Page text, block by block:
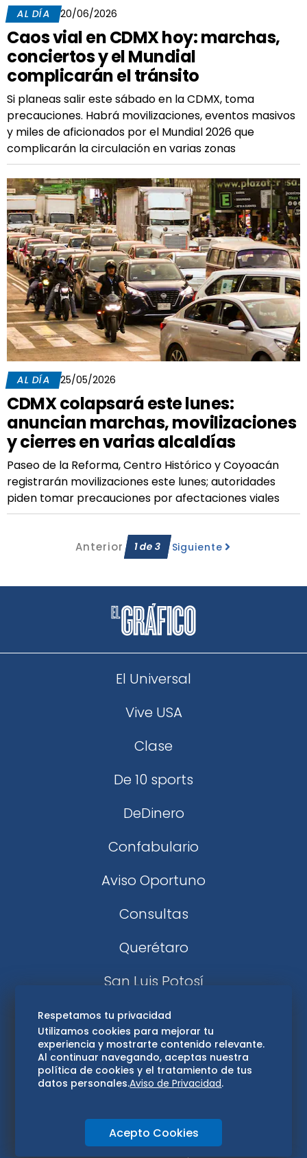
AL DÍA 20/06/2026
Caos vial en CDMX hoy: marchas,
conciertos y el Mundial
complicarán el tránsito
Si planeas salir este sábado en la CDMX, toma
precauciones. Habrá movilizaciones, eventos masivos
y miles de aficionados por el Mundial 2026 que
complicarán la circulación en varias zonas
AL DÍA 25/05/2026
CDMX colapsará este lunes:
anuncian marchas, movilizaciones
y cierres en varias alcaldías
Paseo de la Reforma, Centro Histórico y Coyoacán
registrarán movilizaciones este lunes; autoridades
piden tomar precauciones por afectaciones viales
Anterior 1de3 Siguiente
El Universal
Vive USA
Clase
De 10 sports
DeDinero
Confabulario
Aviso Oportuno
Consultas
Querétaro
San Luis Potosí
Edomex
Consultas
Hidalgo
Oaxaca
Aviso de privacidad
Directorio
Respetamos tu privacidad
Utilizamos cookies para mejorar tu
experiencia y mostrarte contenido relevante.
Al continuar navegando, aceptas nuestra
política de cookies y el tratamiento de tus
datos personales.Aviso de Privacidad.
Acepto Cookies